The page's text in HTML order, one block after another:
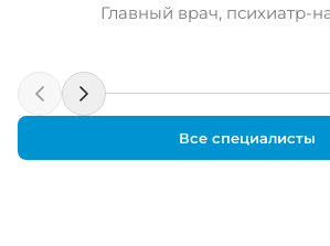
Главный врач, психиатр-
Все специалисты